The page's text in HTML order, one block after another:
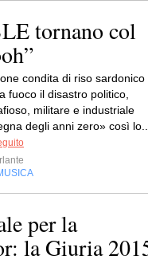
tornano col
condita di riso sardonico
fuoco il disastro politico,
militare e industriale
degli anni zero» così
per la
la Giuria